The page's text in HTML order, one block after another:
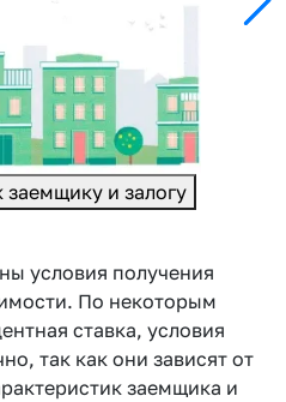
заемщику и залогу
условия получения
По некоторым
ставка, условия
так как они зависят от
заемщика и